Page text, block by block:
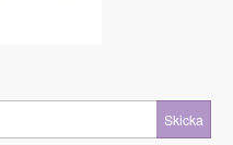
Skicka